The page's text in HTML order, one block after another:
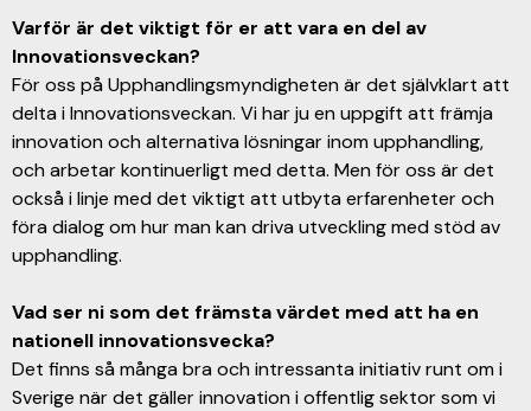
Varför är det viktigt för er att vara en del av
Innovationsveckan?
För oss på Upphandlingsmyndigheten är det självklart att
delta i Innovationsveckan. Vi har ju en uppgift att främja
innovation och alternativa lösningar inom upphandling,
och arbetar kontinuerligt med detta. Men för oss är det
också i linje med det viktigt att utbyta erfarenheter och
föra dialog om hur man kan driva utveckling med stöd av
upphandling.
Vad ser ni som det främsta värdet med att ha en
nationell innovationsvecka?
Det finns så många bra och intressanta initiativ runt om i
Sverige när det gäller innovation i offentlig sektor som vi